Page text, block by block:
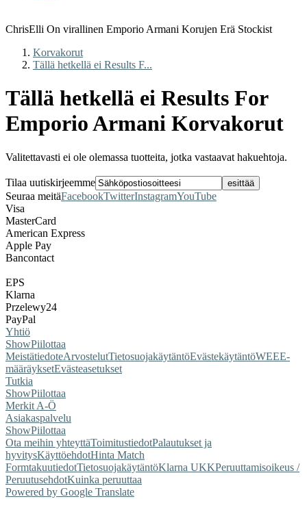
ChrisElli On virallinen Emporio Armani Korujen Erä Stockist
Korvakorut
Tällä hetkellä ei Results F...
Tällä hetkellä ei Results For
Emporio Armani Korvakorut
Valitettavasti ei ole olemassa tuotteita, jotka vastaavat hakuehtoja.
Tilaa uutiskirjeemme
Seuraa meitäFacebookTwitterInstagramYouTube
Visa
MasterCard
American Express
Apple Pay
Bancontact
EPS
Klarna
Przelewy24
PayPal
Yhtiö
ShowPiilottaa
MeistätiedoteArvostelutTietosuojakäytäntöEvästekäytäntöWEEE-
määräyksetEvästeasetukset
Tutkia
ShowPiilottaa
Merkit A-Ö
Asiakaspalvelu
ShowPiilottaa
Ota meihin yhteyttäToimitustiedotPalautukset ja
hyvitysKäyttöehdotHinta Match
FormtakuutiedotTietosuojakäytäntöKlarna UKKPeruuttamisoikeus /
PeruutusehdotKuinka peruuttaa
Powered by Google Translate